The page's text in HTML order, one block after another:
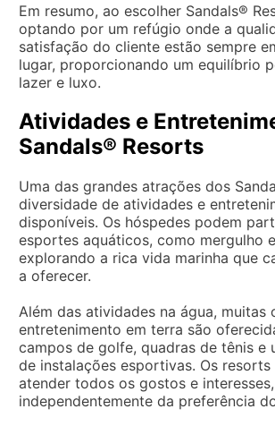
Em resumo, ao escolher Sandals®
optando por um refúgio onde a
satisfação do cliente estão sempre
lugar, proporcionando um equilíbrio
lazer e luxo.
Atividades e
Sandals® Resorts
Uma das grandes atrações dos
diversidade de atividades e
disponíveis. Os hóspedes podem
esportes aquáticos, como mergulho
explorando a rica vida marinha que
a oferecer.
Além das atividades na água, muitas
entretenimento em terra são
campos de golfe, quadras de tênis e
de instalações esportivas. Os resorts
atender todos os gostos e interesses,
independentemente da preferência